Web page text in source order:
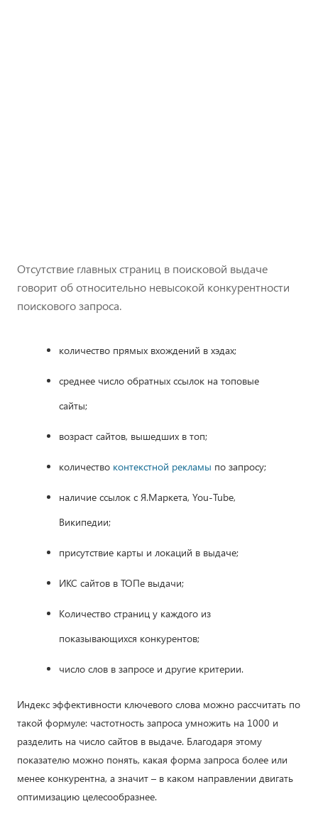
Отсутствие главных страниц в поисковой выдаче
говорит об относительно невысокой конкурентности
поискового запроса.
количество прямых вхождений в хэдах;
среднее число обратных ссылок на топовые
сайты;
возраст сайтов, вышедших в топ;
количество контекстной рекламы по запросу;
наличие ссылок с Я.Маркета, You-Tube,
Википедии;
присутствие карты и локаций в выдаче;
ИКС сайтов в ТОПе выдачи;
Количество страниц у каждого из
показывающихся конкурентов;
число слов в запросе и другие критерии.
Индекс эффективности ключевого слова можно рассчитать по
такой формуле: частотность запроса умножить на 1000 и
разделить на число сайтов в выдаче. Благодаря этому
показателю можно понять, какая форма запроса более или
менее конкурентна, а значит – в каком направлении двигать
оптимизацию целесообразнее.